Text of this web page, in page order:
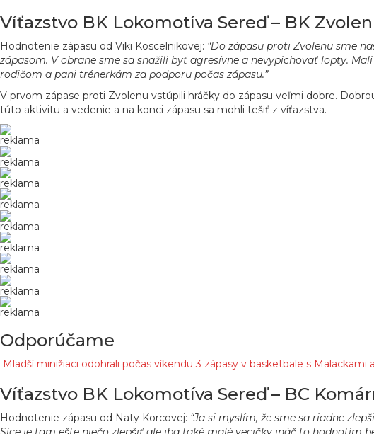
Víťazstvo BK Lokomotíva Sereď – BK
Hodnotenie zápasu od Viki Koscelnikovej: “Do zápasu proti Zvolenu sme
zápasom. V obrane sme sa snažili byť agresívne a nevypichovať lopty.
rodičom a pani trénerkám za podporu počas zápasu.”
V prvom zápase proti Zvolenu vstúpili hráčky do zápasu veľmi dobre.
túto aktivitu a vedenie a na konci zápasu sa mohli tešiť z víťazstva.
reklama
reklama
reklama
reklama
reklama
reklama
reklama
reklama
reklama
Odporúčame
Mladší minižiaci odohrali počas víkendu 3 zápasy v basketbale s
Víťazstvo BK Lokomotíva Sereď – BC
Hodnotenie zápasu od Naty Korcovej: “Ja si myslím, že sme sa riadne